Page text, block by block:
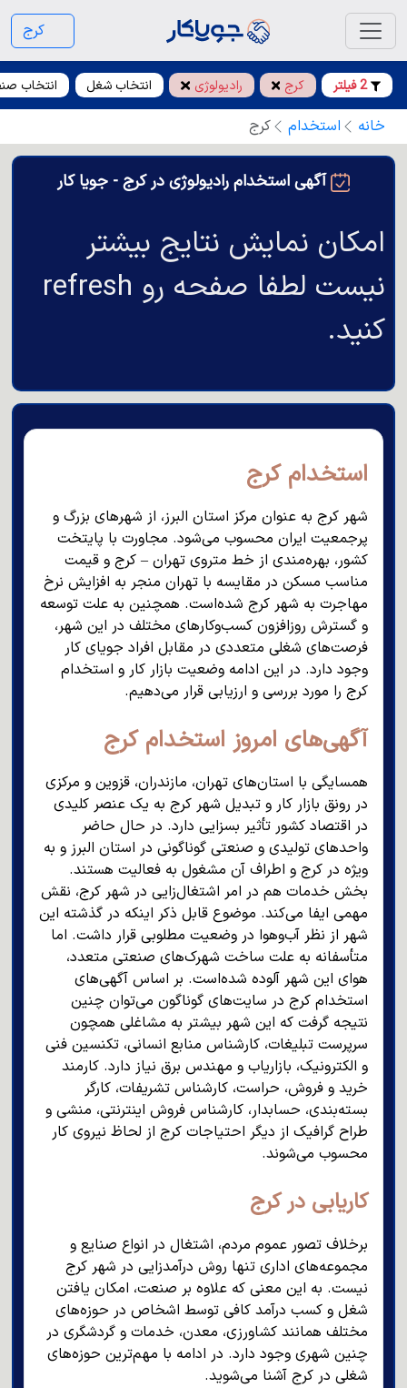
کرج
2 فیلتر کرج رادیولوژی انتخاب شغل انتخاب
خانه استخدام کرج
آگهی استخدام رادیولوژی در کرج - جویا کار
امکان نمایش نتایج بیشتر
نیست لطفا صفحه رو refresh
کنید.
استخدام کرج
شهر کرج به عنوان مرکز استان البرز، از شهرهای بزرگ و
پرجمعیت ایران محسوب می‌شود. مجاورت با پایتخت
کشور، بهره‌مندی از خط متروی تهران – کرج و قیمت
مناسب مسکن در مقایسه با تهران منجر به افزایش نرخ
مهاجرت به شهر کرج شده‌است. همچنین به علت توسعه
و گسترش روزافزون کسب‌وکارهای مختلف در این شهر،
فرصت‌های شغلی متعددی در مقابل افراد جویای کار
وجود دارد. در این ادامه وضعیت بازار کار و استخدام
کرج را مورد بررسی و ارزیابی قرار می‌دهیم.
آگهی‌های امروز استخدام کرج
همسایگی با استان‌های تهران، مازندران، قزوین و مرکزی
در رونق بازار کار و تبدیل شهر کرج به یک عنصر کلیدی
در اقتصاد کشور تأثیر بسزایی دارد. در حال حاضر
واحدهای تولیدی و صنعتی گوناگونی در استان البرز و به
ویژه در کرج و اطراف آن مشغول به فعالیت هستند.
بخش خدمات هم در امر اشتغال‌زایی در شهر کرج، نقش
مهمی ایفا می‌کند. موضوع قابل ذکر اینکه در گذشته این
شهر از نظر آب‌وهوا در وضعیت مطلوبی قرار داشت. اما
متأسفانه به علت ساخت شهرک‌های صنعتی متعدد،
هوای این شهر آلوده شده‌است. بر اساس آگهی‌های
استخدام کرج در سایت‌های گوناگون می‌توان چنین
نتیجه گرفت که این شهر بیشتر به مشاغلی همچون
سرپرست تبلیغات، کارشناس منابع انسانی، تکنسین فنی
و الکترونیک، بازاریاب و مهندس برق نیاز دارد. کارمند
خرید و فروش، حراست، کارشناس تشریفات، کارگر
بسته‌بندی، حسابدار، کارشناس فروش اینترنتی، منشی و
طراح گرافیک از دیگر احتیاجات کرج از لحاظ نیروی کار
محسوب می‌شوند.
کاریابی در کرج
برخلاف تصور عموم مردم، اشتغال در انواع صنایع و
مجموعه‌های اداری تنها روش درآمدزایی در شهر کرج
نیست. به این معنی که علاوه بر صنعت، امکان یافتن
شغل و کسب درآمد کافی توسط اشخاص در حوزه‌های
مختلف همانند کشاورزی، معدن، خدمات و گردشگری در
چنین شهری وجود دارد. در ادامه با مهم‌ترین حوزه‌های
شغلی در کرج آشنا می‌شوید.